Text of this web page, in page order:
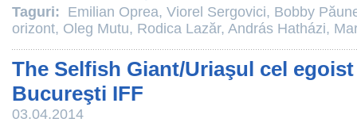
Taguri: Emilian Oprea, Viorel Sergovici, Bobby
orizont, Oleg Mutu, Rodica Lazăr, András Hatházi,
The Selfish Giant/Uriaşul cel
Bucureşti IFF
03.04.2014